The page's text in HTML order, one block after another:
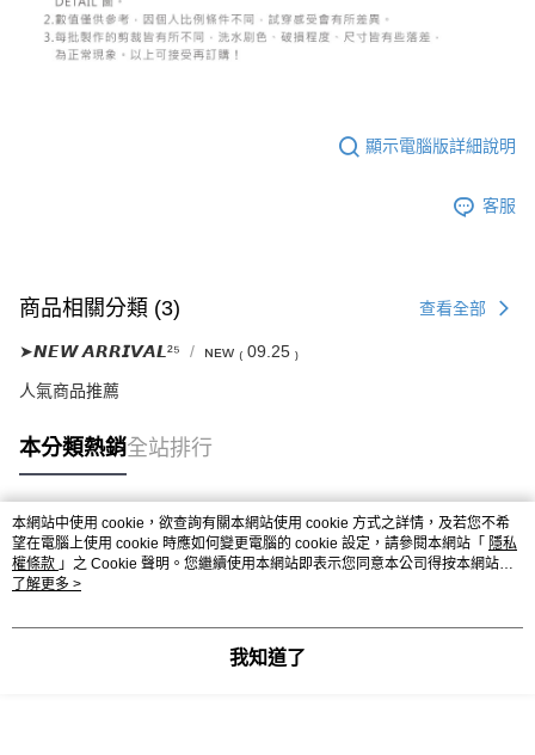
顯示電腦版詳細說明
客服
商品相關分類 (3) 查看全部
➤𝙉𝙀𝙒 𝘼𝙍𝙍𝙄𝙑𝘼𝙇²⁵ ɴᴇᴡ ₍ 09.25 ₎
人氣商品推薦
本分類熱銷全站排行
熱門標籤
本網站中使用 cookie，欲查詢有關本網站使用 cookie 方式之詳情，及若您不希
望在電腦上使用 cookie 時應如何變更電腦的 cookie 設定，請參閱本網站「 隱私
權條款 」之 Cookie 聲明。您繼續使用本網站即表示您同意本公司得按本網站使
用條款之 Cookie 聲明使用 cookie。
了解更多 >
我知道了